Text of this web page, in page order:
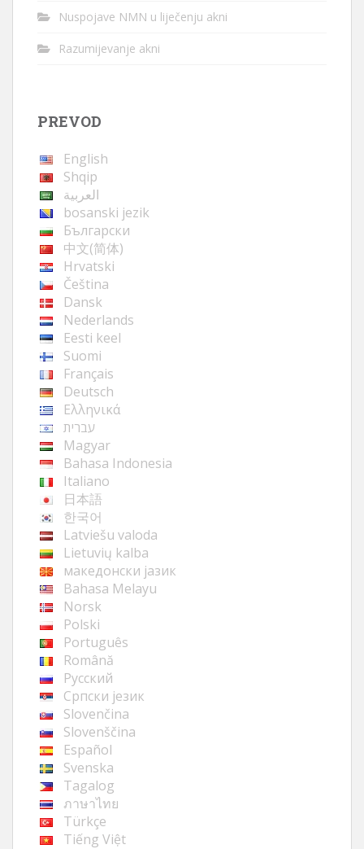
Nuspojave NMN u liječenju akni
Razumijevanje akni
PREVOD
English
Shqip
العربية
bosanski jezik
Български
中文(简体)
Hrvatski
Čeština
Dansk
Nederlands
Eesti keel
Suomi
Français
Deutsch
Ελληνικά
עברית
Magyar
Bahasa Indonesia
Italiano
日本語
한국어
Latviešu valoda
Lietuvių kalba
македонски јазик
Bahasa Melayu
Norsk
Polski
Português
Română
Русский
Cрпски језик
Slovenčina
Slovenščina
Español
Svenska
Tagalog
ภาษาไทย
Türkçe
Tiếng Việt